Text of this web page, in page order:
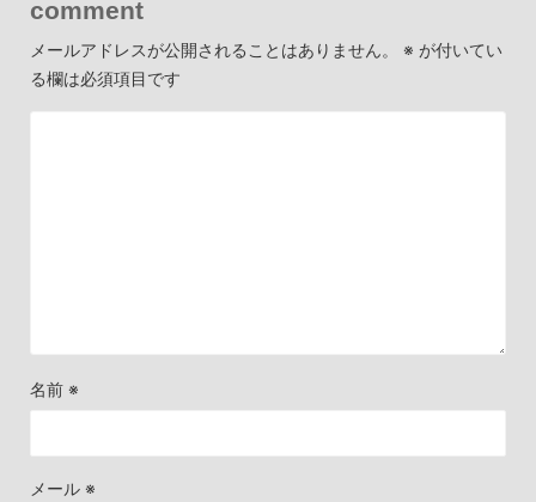
comment
メールアドレスが公開されることはありません。 ※ が付いてい
る欄は必須項目です
名前 ※
メール ※